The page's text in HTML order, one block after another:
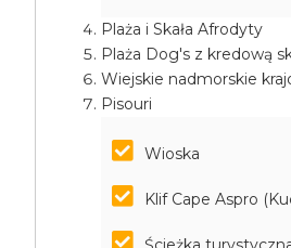
Plaża i Skała Afrodyty
Plaża Dog's z kredową
Wiejskie nadmorskie
Pisouri
Wioska
Klif Cape Aspro